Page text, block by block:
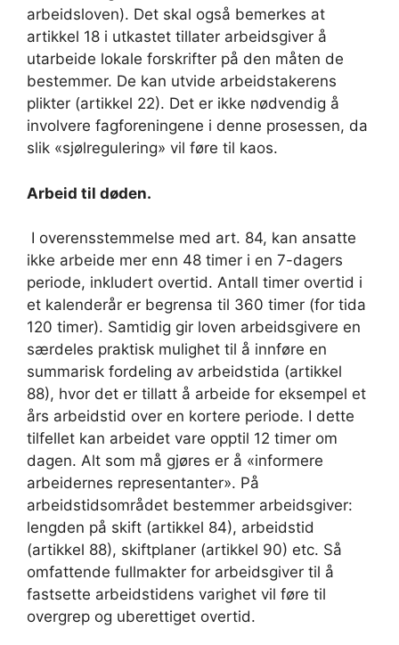
arbeidsloven). Det skal også bemerkes at
artikkel 18 i utkastet tillater arbeidsgiver å
utarbeide lokale forskrifter på den måten de
bestemmer. De kan utvide arbeidstakerens
plikter (artikkel 22). Det er ikke nødvendig å
involvere fagforeningene i denne prosessen, da
slik «sjølregulering» vil føre til kaos.
Arbeid til døden.
I overensstemmelse med art. 84, kan ansatte
ikke arbeide mer enn 48 timer i en 7-dagers
periode, inkludert overtid. Antall timer overtid i
et kalenderår er begrensa til 360 timer (for tida
120 timer). Samtidig gir loven arbeidsgivere en
særdeles praktisk mulighet til å innføre en
summarisk fordeling av arbeidstida (artikkel
88), hvor det er tillatt å arbeide for eksempel et
års arbeidstid over en kortere periode. I dette
tilfellet kan arbeidet vare opptil 12 timer om
dagen. Alt som må gjøres er å «informere
arbeidernes representanter». På
arbeidstidsområdet bestemmer arbeidsgiver:
lengden på skift (artikkel 84), arbeidstid
(artikkel 88), skiftplaner (artikkel 90) etc. Så
omfattende fullmakter for arbeidsgiver til å
fastsette arbeidstidens varighet vil føre til
overgrep og uberettiget overtid.